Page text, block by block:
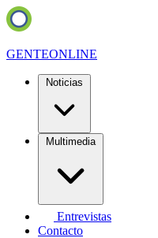
GENTEONLINE
Noticias
Multimedia
Entrevistas
Contacto